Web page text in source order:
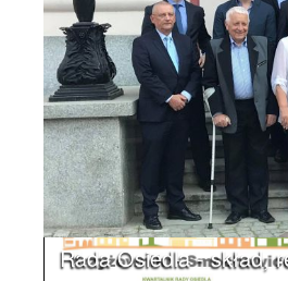
Rada Osiedla - skład,
Kwartalnik Rady
Krzyżowniki-
f Udostępnij